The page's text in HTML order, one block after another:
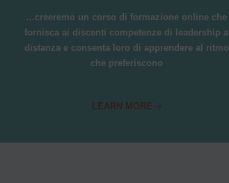
…creeremo un corso di formazione online che
fornisca ai discenti competenze di leadership a
distanza e consenta loro di apprendere al ritmo
che preferiscono
LEARN MORE